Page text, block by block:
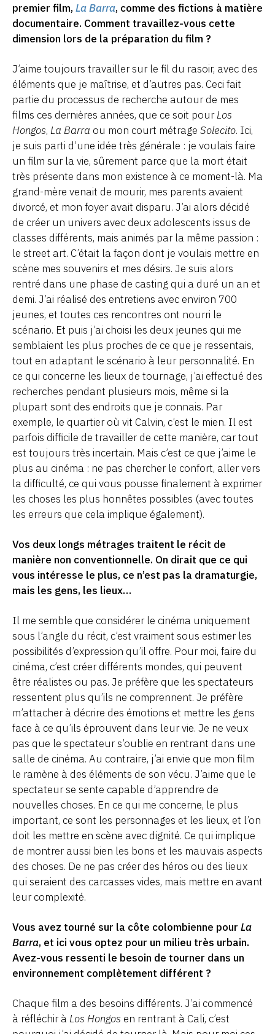
premier film, La Barra, comme des fictions à matière
documentaire. Comment travaillez-vous cette
dimension lors de la préparation du film ?
J’aime toujours travailler sur le fil du rasoir, avec des
éléments que je maîtrise, et d’autres pas. Ceci fait
partie du processus de recherche autour de mes
films ces dernières années, que ce soit pourLos
Hongos, La Barra ou mon court métrage Solecito. Ici,
je suis parti d’une idée très générale : je voulais faire
un film sur la vie, sûrement parce que la mort était
très présente dans mon existence à ce moment-là. Ma
grand-mère venait de mourir, mes parents avaient
divorcé, et mon foyer avait disparu. J’ai alors décidé
de créer un univers avec deux adolescents issus de
classes différents, mais animés par la même passion :
le street art. C’était la façon dont je voulais mettre en
scène mes souvenirs et mes désirs. Je suis alors
rentré dans une phase de casting qui a duré un an et
demi. J’ai réalisé des entretiens avec environ 700
jeunes, et toutes ces rencontres ont nourri le
scénario. Et puis j’ai choisi les deux jeunes qui me
semblaient les plus proches de ce que je ressentais,
tout en adaptant le scénario à leur personnalité. En
ce qui concerne les lieux de tournage, j’ai effectué des
recherches pendant plusieurs mois, même si la
plupart sont des endroits que je connais. Par
exemple, le quartier où vit Calvin, c’est le mien. Il est
parfois difficile de travailler de cette manière, car tout
est toujours très incertain. Mais c’est ce que j’aime le
plus au cinéma : ne pas chercher le confort, aller vers
la difficulté, ce qui vous pousse finalement à exprimer
les choses les plus honnêtes possibles (avec toutes
les erreurs que cela implique également).
Vos deux longs métrages traitent le récit de
manière non conventionnelle. On dirait que ce qui
vous intéresse le plus, ce n’est pas la dramaturgie,
mais les gens, les lieux…
Il me semble que considérer le cinéma uniquement
sous l’angle du récit, c’est vraiment sous estimer les
possibilités d’expression qu’il offre. Pour moi, faire du
cinéma, c’est créer différents mondes, qui peuvent
être réalistes ou pas. Je préfère que les spectateurs
ressentent plus qu’ils ne comprennent. Je préfère
m’attacher à décrire des émotions et mettre les gens
face à ce qu’ils éprouvent dans leur vie. Je ne veux
pas que le spectateur s’oublie en rentrant dans une
salle de cinéma. Au contraire, j’ai envie que mon film
le ramène à des éléments de son vécu. J’aime que le
spectateur se sente capable d’apprendre de
nouvelles choses. En ce qui me concerne, le plus
important, ce sont les personnages et les lieux, et l’on
doit les mettre en scène avec dignité. Ce qui implique
de montrer aussi bien les bons et les mauvais aspects
des choses. De ne pas créer des héros ou des lieux
qui seraient des carcasses vides, mais mettre en avant
leur complexité.
Vous avez tourné sur la côte colombienne pour La
Barra, et ici vous optez pour un milieu très urbain.
Avez-vous ressenti le besoin de tourner dans un
environnement complètement différent ?
Chaque film a des besoins différents. J’ai commencé
à réfléchir à Los Hongos en rentrant à Cali, c’est